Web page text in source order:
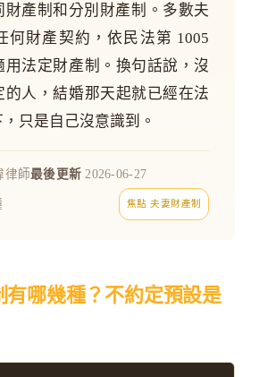
產制和分別財產制。多數夫
何財產契約，依民法第 1005
用法定財產制。換句話說，沒
的人，結婚那天起就已經在法
只是自己沒意識到。
律師最後更新 2026-06-27
焦點 夫妻財產制
有哪幾種？不約定預設是